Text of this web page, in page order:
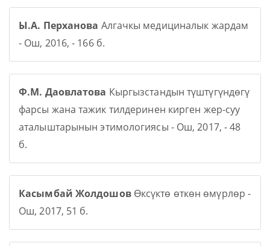
Ы.А. Перханова Алгачкы медициналык жардам
- Ош, 2016, - 166 б.
Ф.М. Даовлатова Кыргызстандын түштүгүндөгү
фарсы жана тажик тилдеринен кирген жер-суу
аталыштарынын этимологиясы - Ош, 2017, - 48
б.
Касымбай Жолдошов Өксүктө өткөн өмүрлөр -
Ош, 2017, 51 б.